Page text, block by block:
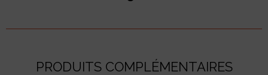
PRODUITS COMPLÉMENTAIRES